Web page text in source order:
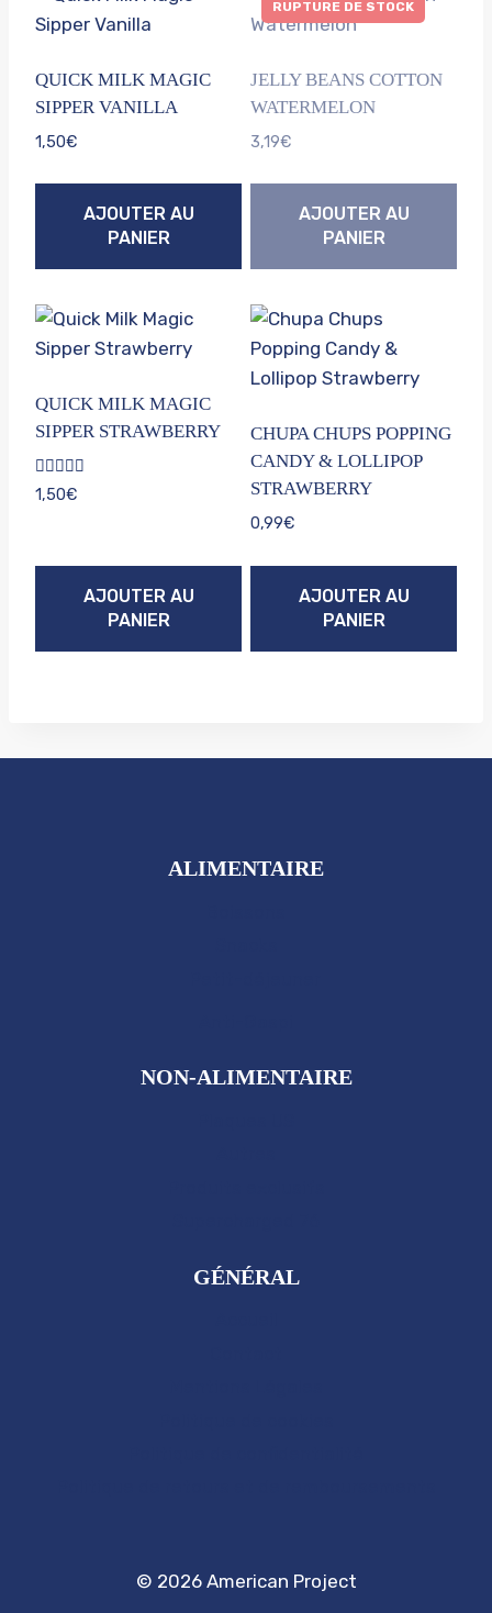
QUICK MILK MAGIC
SIPPER VANILLA
1,50€
AJOUTER AU
PANIER
RUPTURE DE STOCK
JELLY BEANS COTTON
WATERMELON
3,19€
AJOUTER AU
PANIER
QUICK MILK MAGIC
SIPPER STRAWBERRY
Note
5.00
1,50€
AJOUTER AU
PANIER
CHUPA CHUPS POPPING
CANDY & LOLLIPOP
STRAWBERRY
0,99€
AJOUTER AU
PANIER
ALIMENTAIRE
NON-ALIMENTAIRE
GÉNÉRAL
© 2026 American Project